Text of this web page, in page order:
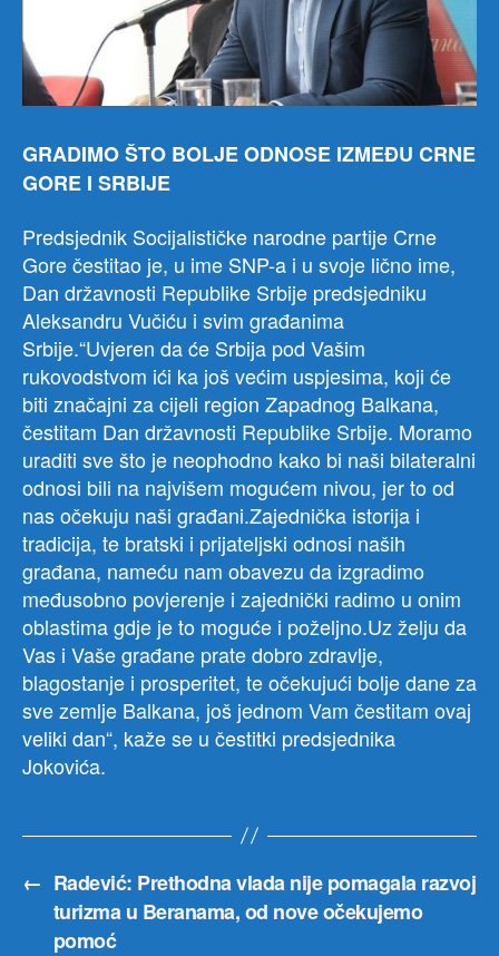
GRADIMO ŠTO BOLJE ODNOSE IZMEĐU CRNE
GORE I SRBIJE
Predsjednik Socijalističke narodne partije Crne
Gore čestitao je, u ime SNP-a i u svoje lično ime,
Dan državnosti Republike Srbije predsjedniku
Aleksandru Vučiću i svim građanima
Srbije.“Uvjeren da će Srbija pod Vašim
rukovodstvom ići ka još većim uspjesima, koji će
biti značajni za cijeli region Zapadnog Balkana,
čestitam Dan državnosti Republike Srbije. Moramo
uraditi sve što je neophodno kako bi naši bilateralni
odnosi bili na najvišem mogućem nivou, jer to od
nas očekuju naši građani.Zajednička istorija i
tradicija, te bratski i prijateljski odnosi naših
građana, nameću nam obavezu da izgradimo
međusobno povjerenje i zajednički radimo u onim
oblastima gdje je to moguće i poželjno.Uz želju da
Vas i Vaše građane prate dobro zdravlje,
blagostanje i prosperitet, te očekujući bolje dane za
sve zemlje Balkana, još jednom Vam čestitam ovaj
veliki dan“, kaže se u čestitki predsjednika
Jokovića.
← Radević: Prethodna vlada nije pomagala razvoj
turizma u Beranama, od nove očekujemo
pomoć